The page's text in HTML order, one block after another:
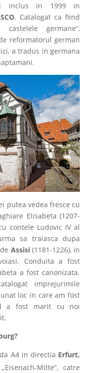
inclus in 1999 in
. Catalogat ca fiind
germane”,
reformatorul german
a tradus in germana
putea vedea fresce cu
Elisabeta (1207-
contele Ludovic IV al
sa traiasca dupa
Assisi(1181-1226), in
Conduita a fost
a fost canonizata.
imprejurimile
loc in care am fost
a fost marit cu noi
A4 in directia Erfurt,
Mitte”, catre